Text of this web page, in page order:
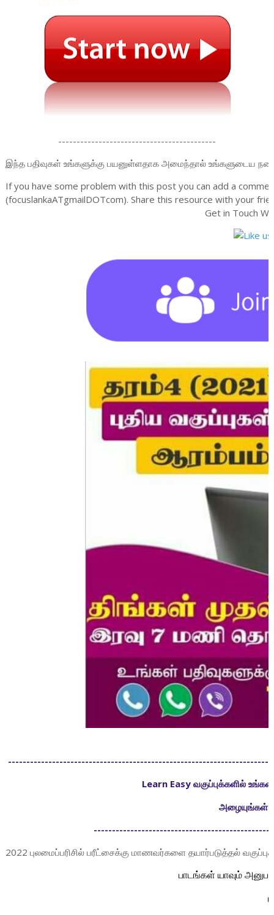
-------------------------------------------
இந்த பதிவுகள் உங்களுக்கு பயனுள்ளதாக அமைந்தால் உங்களுடைய
If you have some problem with this post you can add a
(focuslankaATgmailDOTcom). Share this resource with your
Get in Touch
Learn Easy வகுப்புக்களில்
அழையுங்கள்
2022 புலமைப்பரிசில் பரீட்சைக்கு மாணவர்களை தயார்படுத்தல்
பாடங்கள் யாவும்